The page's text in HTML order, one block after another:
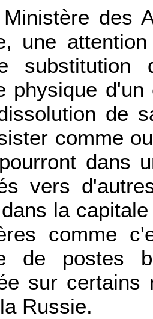
des
une
physique
de
comme
dans
vers
la
comme
de postes
sur certains
Russie.